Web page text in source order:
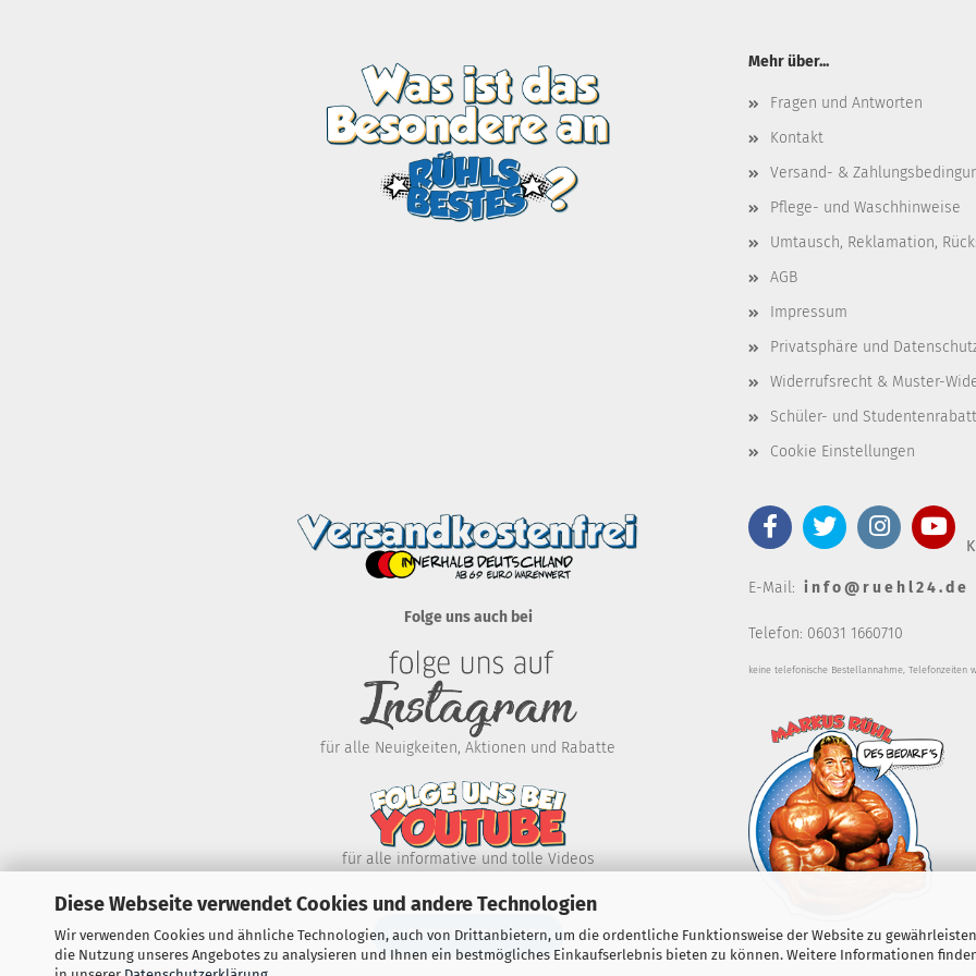
Diese Webseite verwendet Cookies und andere Technologien
Wir verwenden Cookies und ähnliche Technologien, auch von Drittanbietern, um die ordentliche Funktionsweise der Website zu
die Nutzung unseres Angebotes zu analysieren und Ihnen ein bestmögliches Einkaufserlebnis bieten zu können. Weitere Informationen
Mehr über...
Fragen und Antworten
Kontakt
Versand- &
Pflege- und Waschhinweise
Umtausch, Reklamation,
AGB
Impressum
Privatsphäre und
Widerrufsrecht & Muster-
Schüler- und Studentenrabatt
Cookie Einstellungen
Folge uns auch bei
für alle Neuigkeiten, Aktionen und Rabatte
für alle informative und tolle Videos
WIDERRUF ERKLÄREN
E-Mail: i n f o @ r u e h l 2 4 . d e
Telefon: 06031 1660710
keine telefonische Bestellannahme, Telefonzeiten